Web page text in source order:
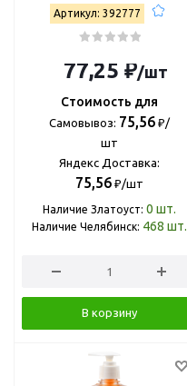
Артикул: 392777
77,25 ₽/шт
Стоимость для
Самовывоз: 75,56₽/
шт
Яндекс Доставка:
75,56₽/шт
Наличие Златоуст: 0 шт.
Наличие Челябинск: 468 шт.
В корзину